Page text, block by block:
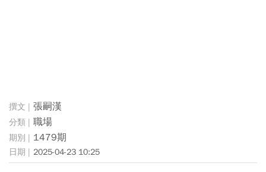
張嗣漢
職場
1479期
2025-04-23 10:25